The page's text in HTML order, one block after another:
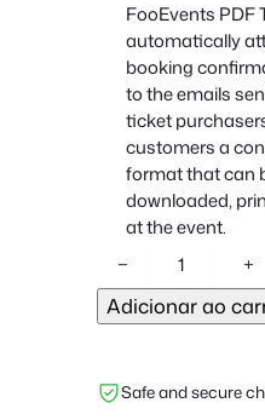
FooEvents PDF
automatically
booking
to the emails
ticket
customers a
format that can
downloaded,
at the event.
u
a
i
− +
Adicionar ao
Safe and secure